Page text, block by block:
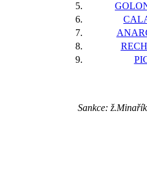
5.
6.
7.
8.
9.
Sankce: